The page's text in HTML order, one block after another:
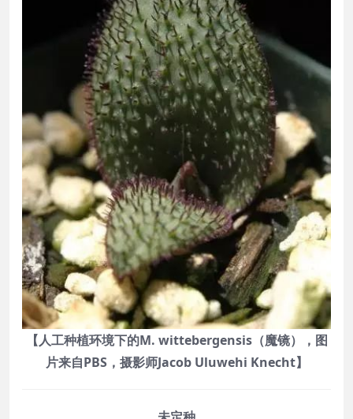
【人工种植环境下的M. wittebergensis（魔镜），图
片来自PBS，摄影师Jacob Uluwehi Knecht】